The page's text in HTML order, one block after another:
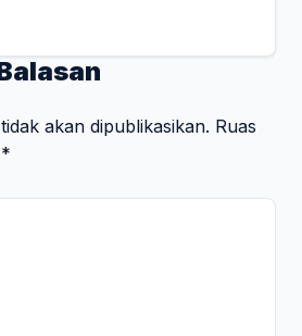
akan dipublikasikan. Ruas
*